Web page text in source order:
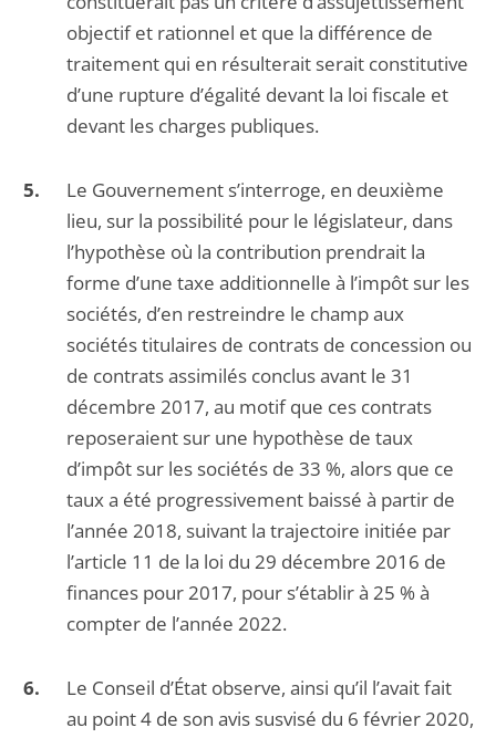
objectif et rationnel et que la différence de
traitement qui en résulterait serait constitutive
d’une rupture d’égalité devant la loi fiscale et
devant les charges publiques.
Le Gouvernement s’interroge, en deuxième
lieu, sur la possibilité pour le législateur, dans
l’hypothèse où la contribution prendrait la
forme d’une taxe additionnelle à l’impôt sur les
sociétés, d’en restreindre le champ aux
sociétés titulaires de contrats de concession ou
de contrats assimilés conclus avant le 31
décembre 2017, au motif que ces contrats
reposeraient sur une hypothèse de taux
d’impôt sur les sociétés de 33 %, alors que ce
taux a été progressivement baissé à partir de
l’année 2018, suivant la trajectoire initiée par
l’article 11 de la loi du 29 décembre 2016 de
finances pour 2017, pour s’établir à 25 % à
compter de l’année 2022.
Le Conseil d’État observe, ainsi qu’il l’avait fait
au point 4 de son avis susvisé du 6 février 2020,